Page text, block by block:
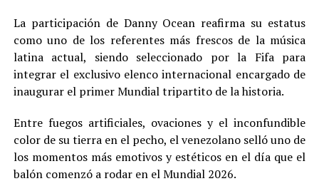
La participación de Danny Ocean reafirma su estatus
como uno de los referentes más frescos de la música
latina actual, siendo seleccionado por la Fifa para
integrar el exclusivo elenco internacional encargado de
inaugurar el primer Mundial tripartito de la historia.
Entre fuegos artificiales, ovaciones y el inconfundible
color de su tierra en el pecho, el venezolano selló uno de
los momentos más emotivos y estéticos en el día que el
balón comenzó a rodar en el Mundial 2026.